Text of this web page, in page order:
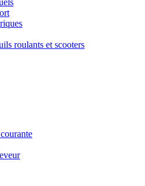
roulants et scooters